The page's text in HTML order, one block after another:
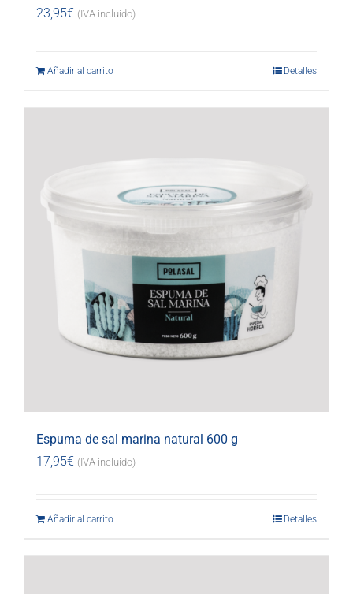
23,95€ (IVA incluido)
Añadir al carrito Detalles
Espuma de sal marina natural 600 g
17,95€ (IVA incluido)
Añadir al carrito Detalles